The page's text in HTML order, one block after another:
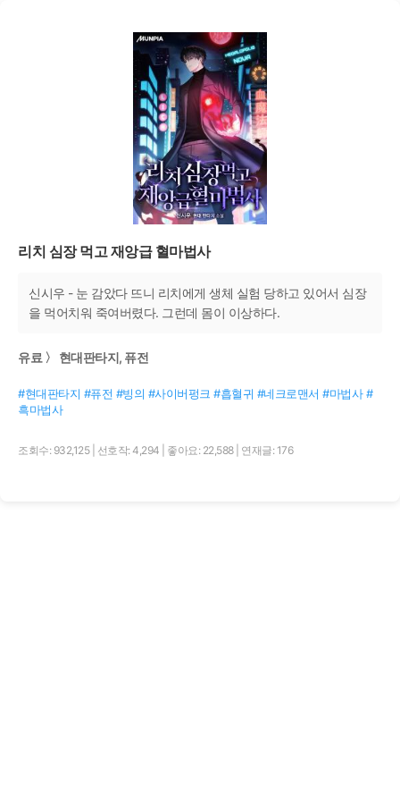
리치 심장 먹고 재앙급 혈마법사
신시우 - 눈 감았다 뜨니 리치에게 생체 실험 당하고 있어서 심장
을 먹어치워 죽여버렸다. 그런데 몸이 이상하다.
유료 〉 현대판타지, 퓨전
#현대판타지 #퓨전 #빙의 #사이버펑크 #흡혈귀 #네크로맨서 #마법사 #
흑마법사
조회수: 932,125 선호작: 4,294 좋아요: 22,588 연재글: 176